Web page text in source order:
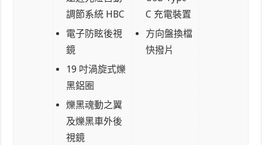
調節系統 HBC
電子防眩後視
鏡
19 吋渦旋式爍
黑鋁圈
爍黑魂動之翼
及爍黑車外後
視鏡
C 充電裝置
方向盤換檔
快撥片